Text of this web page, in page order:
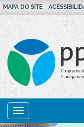
MAPA DO SITE
Toggle navigation